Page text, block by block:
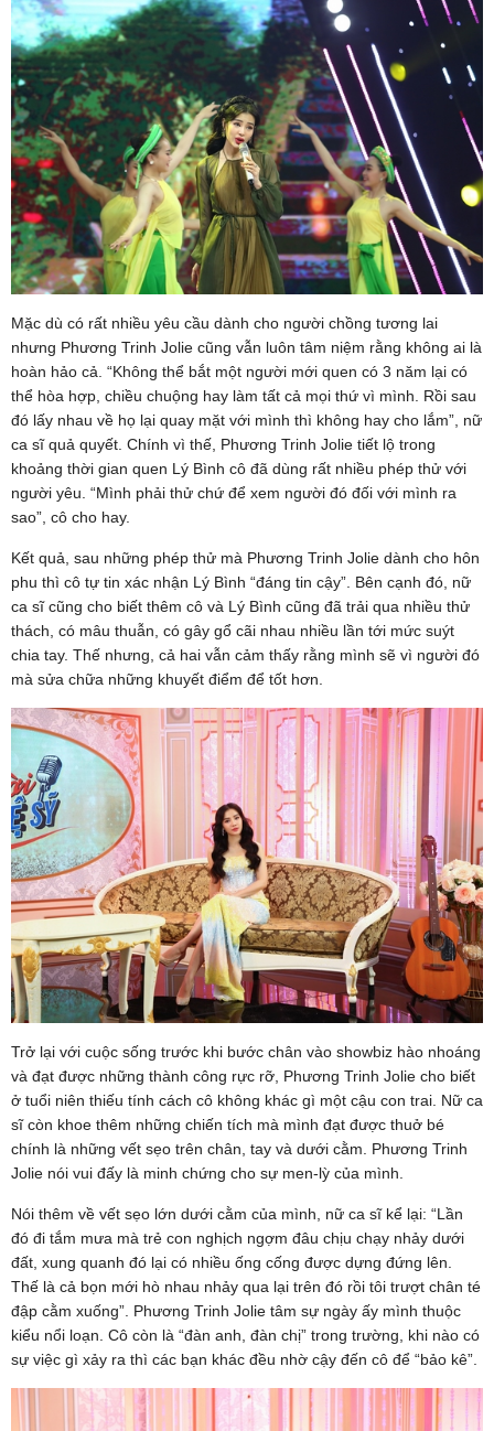
Mặc dù có rất nhiều yêu cầu dành cho người chồng tương lai
nhưng Phương Trinh Jolie cũng vẫn luôn tâm niệm rằng không ai là
hoàn hảo cả. “Không thể bắt một người mới quen có 3 năm lại có
thể hòa hợp, chiều chuộng hay làm tất cả mọi thứ vì mình. Rồi sau
đó lấy nhau về họ lại quay mặt với mình thì không hay cho lắm”, nữ
ca sĩ quả quyết. Chính vì thế, Phương Trinh Jolie tiết lộ trong
khoảng thời gian quen Lý Bình cô đã dùng rất nhiều phép thử với
người yêu. “Mình phải thử chứ để xem người đó đối với mình ra
sao”, cô cho hay.
Kết quả, sau những phép thử mà Phương Trinh Jolie dành cho hôn
phu thì cô tự tin xác nhận Lý Bình “đáng tin cậy”. Bên cạnh đó, nữ
ca sĩ cũng cho biết thêm cô và Lý Bình cũng đã trải qua nhiều thử
thách, có mâu thuẫn, có gây gổ cãi nhau nhiều lần tới mức suýt
chia tay. Thế nhưng, cả hai vẫn cảm thấy rằng mình sẽ vì người đó
mà sửa chữa những khuyết điểm để tốt hơn.
Trở lại với cuộc sống trước khi bước chân vào showbiz hào nhoáng
và đạt được những thành công rực rỡ, Phương Trinh Jolie cho biết
ở tuổi niên thiếu tính cách cô không khác gì một cậu con trai. Nữ ca
sĩ còn khoe thêm những chiến tích mà mình đạt được thuở bé
chính là những vết sẹo trên chân, tay và dưới cằm. Phương Trinh
Jolie nói vui đấy là minh chứng cho sự men-lỳ của mình.
Nói thêm về vết sẹo lớn dưới cằm của mình, nữ ca sĩ kể lại: “Lần
đó đi tắm mưa mà trẻ con nghịch ngợm đâu chịu chạy nhảy dưới
đất, xung quanh đó lại có nhiều ống cống được dựng đứng lên.
Thế là cả bọn mới hò nhau nhảy qua lại trên đó rồi tôi trượt chân té
đập cằm xuống”. Phương Trinh Jolie tâm sự ngày ấy mình thuộc
kiểu nổi loạn. Cô còn là “đàn anh, đàn chị” trong trường, khi nào có
sự việc gì xảy ra thì các bạn khác đều nhờ cậy đến cô để “bảo kê”.